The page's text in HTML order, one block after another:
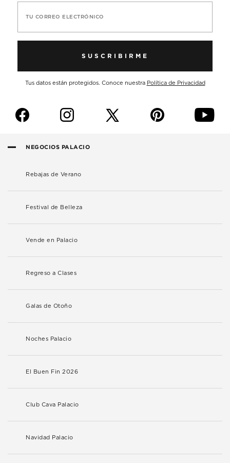
TU CORREO ELECTRÓNICO
SUSCRIBIRME
Tus datos están protegidos. Conoce nuestra Política de Privacidad
f i p y
NEGOCIOS PALACIO
Rebajas de Verano
Festival de Belleza
Vende en Palacio
Regreso a Clases
Galas de Otoño
Noches Palacio
El Buen Fin 2026
Club Cava Palacio
Navidad Palacio